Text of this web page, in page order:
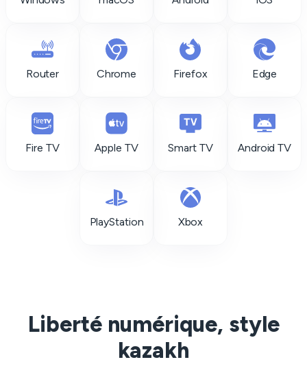
Router Chrome Firefox Edge
Fire TV Apple TV Smart TV Android TV
PlayStation Xbox
Liberté numérique, style
kazakh